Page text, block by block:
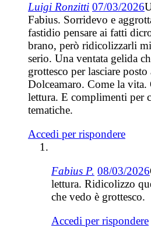
Luigi Ronzitti 07/03/2026
Fabius. Sorridevo e
fastidio pensare ai fatti
brano, però ridicolizzarli
serio. Una ventata gelida
grottesco per lasciare posto
Dolceamaro. Come la vita.
lettura. E complimenti per
tematiche.
Accedi per rispondere
Fabius P. 08/03/2026
lettura. Ridicolizzo
che vedo è grottesco.
Accedi per rispondere